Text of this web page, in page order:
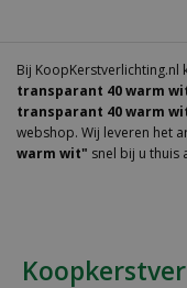
Bij KoopKerstverlichting.nl
transparant 40 warm
transparant 40 warm
webshop. Wij leveren het
warm wit" snel bij u thuis